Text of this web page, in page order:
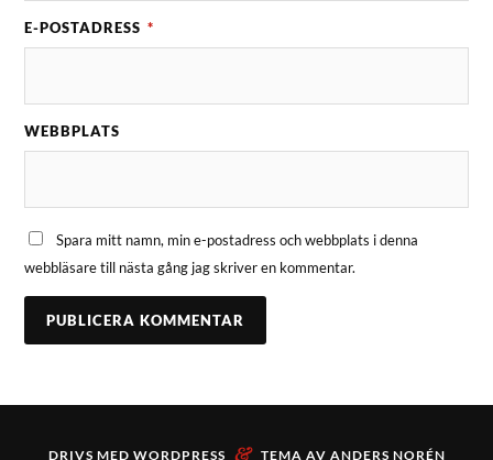
E-POSTADRESS *
WEBBPLATS
Spara mitt namn, min e-postadress och webbplats i denna
webbläsare till nästa gång jag skriver en kommentar.
DRIVS MED WORDPRESS & TEMA AV ANDERS NORÉN